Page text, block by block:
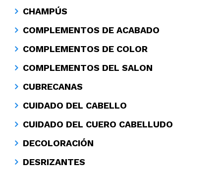
CHAMPÚS
COMPLEMENTOS DE ACABADO
COMPLEMENTOS DE COLOR
COMPLEMENTOS DEL SALON
CUBRECANAS
CUIDADO DEL CABELLO
CUIDADO DEL CUERO CABELLUDO
DECOLORACIÓN
DESRIZANTES